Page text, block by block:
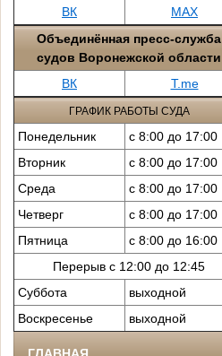
ВК
МАХ
Объединённая пресс-служба
судов Воронежской области
ВК
T.me
ГРАФИК РАБОТЫ СУДА
Понедельник
с 8:00 до 17:00
Вторник
с 8:00 до 17:00
Среда
с 8:00 до 17:00
Четверг
с 8:00 до 17:00
Пятница
с 8:00 до 16:00
Перерыв с 12:00 до 12:45
Суббота
выходной
Воскресенье
выходной